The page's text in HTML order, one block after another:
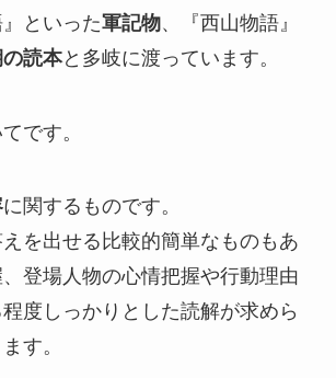
といった軍記物、『西山物語』
読本と多岐に渡っています。
です。
に関するものです。
を出せる比較的簡単なものもあ
登場人物の心情把握や行動理由
度しっかりとした読解が求めら
す。